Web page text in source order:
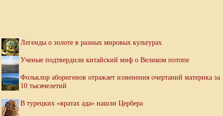
Легенды о золоте в разных мировых культурах
Ученые подтвердили китайский миф о Великом потопе
Фольклор аборигенов отражает изменения очертаний материка за
10 тысячелетий
В турецких «вратах ада» нашли Цербера